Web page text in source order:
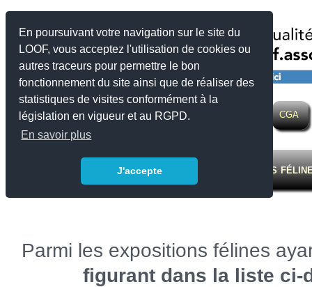
En poursuivant votre navigation sur le site du
LOOF, vous acceptez l'utilisation de cookies ou
autres traceurs pour permettre le bon
fonctionnement du site ainsi que de réaliser des
statistiques de visites conformément à la
législation en vigueur et au RGPD.
En savoir plus
J'accepte
LOOF Actualité Eleveurs Expositions CGA
Calendrier des expositions
Parmi les expositions félines
figurant dans la liste ci-